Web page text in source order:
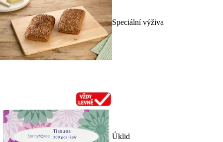
Speciální výživa
Úklid